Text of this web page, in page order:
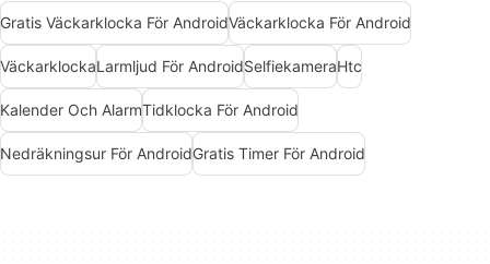
Gratis Väckarklocka För AndroidVäckarklocka För Android
VäckarklockaLarmljud För AndroidSelfiekameraHtc
Kalender Och AlarmTidklocka För Android
Nedräkningsur För AndroidGratis Timer För Android